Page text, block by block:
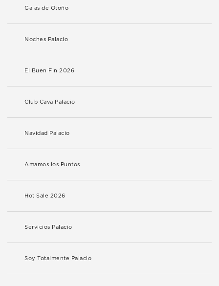
Galas de Otoño
Noches Palacio
El Buen Fin 2026
Club Cava Palacio
Navidad Palacio
Amamos los Puntos
Hot Sale 2026
Servicios Palacio
Soy Totalmente Palacio